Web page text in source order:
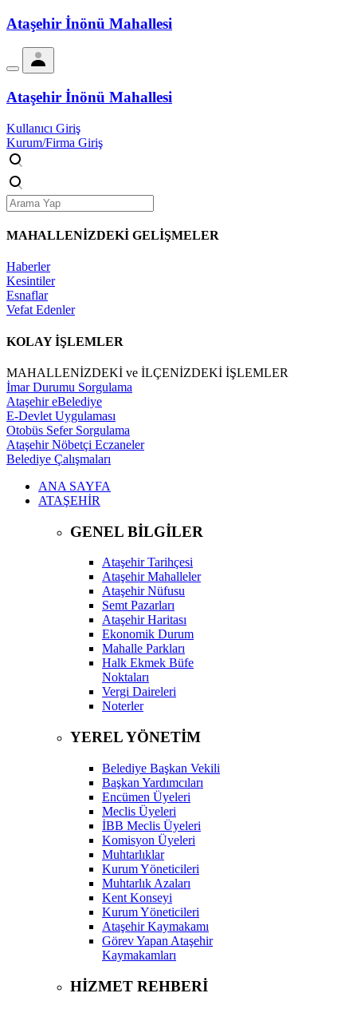
Ataşehir İnönü Mahallesi
Ataşehir İnönü Mahallesi
Kullanıcı Giriş
Kurum/Firma Giriş
MAHALLENİZDEKİ GELİŞMELER
Haberler
Kesintiler
Esnaflar
Vefat Edenler
KOLAY İŞLEMLER
MAHALLENİZDEKİ ve İLÇENİZDEKİ İŞLEMLER
İmar Durumu Sorgulama
Ataşehir eBelediye
E-Devlet Uygulaması
Otobüs Sefer Sorgulama
Ataşehir Nöbetçi Eczaneler
Belediye Çalışmaları
ANA SAYFA
ATAŞEHİR
GENEL BİLGİLER
Ataşehir Tarihçesi
Ataşehir Mahalleler
Ataşehir Nüfusu
Semt Pazarları
Ataşehir Haritası
Ekonomik Durum
Mahalle Parkları
Halk Ekmek Büfe
Noktaları
Vergi Daireleri
Noterler
YEREL YÖNETİM
Belediye Başkan Vekili
Başkan Yardımcıları
Encümen Üyeleri
Meclis Üyeleri
İBB Meclis Üyeleri
Komisyon Üyeleri
Muhtarlıklar
Kurum Yöneticileri
Muhtarlık Azaları
Kent Konseyi
Kurum Yöneticileri
Ataşehir Kaymakamı
Görev Yapan Ataşehir
Kaymakamları
HİZMET REHBERİ